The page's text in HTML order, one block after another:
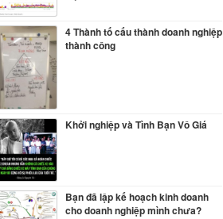
4 Thành tố cấu thành doanh nghiệp
thành công
Khởi nghiệp và Tình Bạn Vô Giá
Bạn đã lập kế hoạch kinh doanh
cho doanh nghiệp mình chưa?